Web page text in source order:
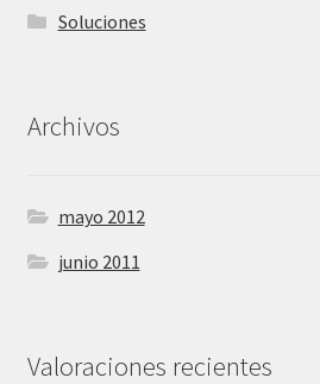
Soluciones
Archivos
mayo 2012
junio 2011
Valoraciones recientes